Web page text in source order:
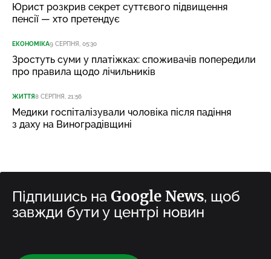
Юрист розкрив секрет суттєвого підвищення
пенсії — хто претендує
ЕКОНОМІКА9 СЕРПНЯ, 05:30
Зростуть суми у платіжках: споживачів попередили
про правила щодо лічильників
ЖИТТЯ8 СЕРПНЯ, 21:56
Медики госпіталізували чоловіка після падіння
з даху на Виноградівщині
Підпишись на Google News, щоб
завжди бути у центрі новин